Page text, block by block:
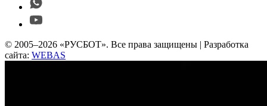
© 2005–2026 «РУСБОТ». Все права защищены | Разработка
сайта: WEBAS